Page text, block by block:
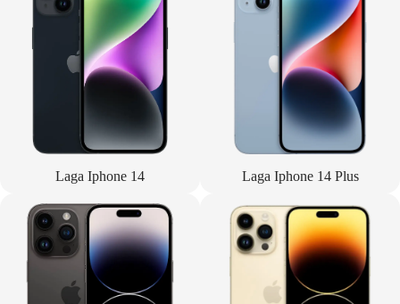
Laga Iphone 14 Laga Iphone 14 Plus